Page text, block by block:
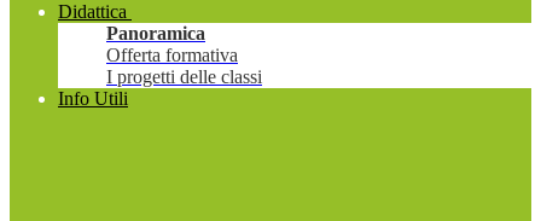
Didattica
Panoramica
Offerta formativa
I progetti delle classi
Info Utili